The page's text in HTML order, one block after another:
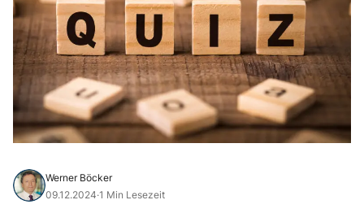
Werner Böcker
09.12.2024·1 Min Lesezeit